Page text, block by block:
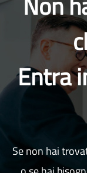
Entra
Se non hai